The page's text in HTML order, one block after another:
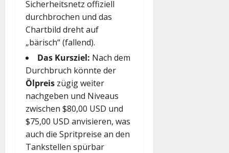
Sicherheitsnetz offiziell
durchbrochen und das
Chartbild dreht auf
„bärisch“ (fallend).
Das Kursziel: Nach dem
Ölpreis zügig weiter
nachgeben und Niveaus
zwischen $80,00 USD und
$75,00 USD anvisieren, was
auch die Spritpreise an den
Tankstellen spürbar